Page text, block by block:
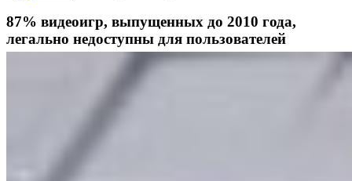
87% видеоигр, выпущенных до 2010 года,
легально недоступны для пользователей